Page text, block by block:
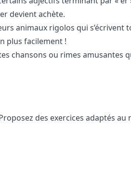
devient achète.
animaux rigolos qui s’écrivent
plus facilement !
chansons ou rimes amusantes
des exercices adaptés au